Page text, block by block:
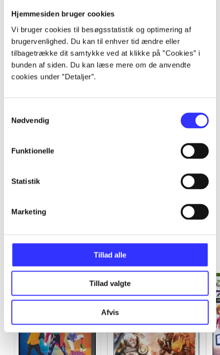
Hjemmesiden bruger cookies
Vi bruger cookies til besøgsstatistik og optimering af
brugervenlighed. Du kan til enhver tid ændre eller
tilbagetrække dit samtykke ved at klikke på ”Cookies” i
bunden af siden. Du kan læse mere om de anvendte
cookies under ”Detaljer”.
Nødvendig
Funktionelle
Statistik
Marketing
Tillad alle
Tillad valgte
Afvis
Alle registrerede artikler fordelt på udgivelser
...
...
Minder om